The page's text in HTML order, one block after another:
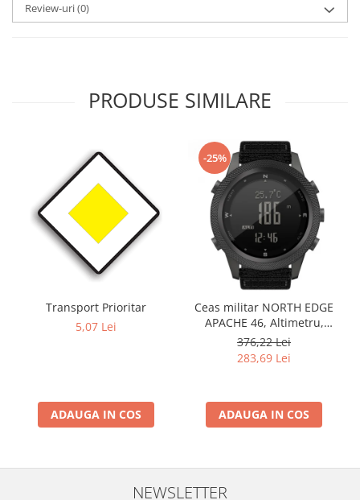
Review-uri(0)
PRODUSE SIMILARE
Transport Prioritar
5,07 Lei
ADAUGA IN COS
-25%
Ceas militar NORTH EDGE
APACHE 46, Altimetru,
Barometru, Cronometru,
Termometru, Pedometru,
376,22 Lei
283,69 Lei
ADAUGA IN COS
NEWSLETTER